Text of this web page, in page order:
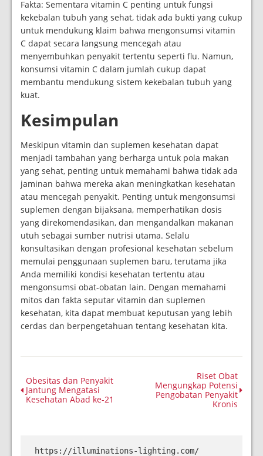
Fakta: Sementara vitamin C penting untuk fungsi
kekebalan tubuh yang sehat, tidak ada bukti yang cukup
untuk mendukung klaim bahwa mengonsumsi vitamin
C dapat secara langsung mencegah atau
menyembuhkan penyakit tertentu seperti flu. Namun,
konsumsi vitamin C dalam jumlah cukup dapat
membantu mendukung sistem kekebalan tubuh yang
kuat.
Kesimpulan
Meskipun vitamin dan suplemen kesehatan dapat
menjadi tambahan yang berharga untuk pola makan
yang sehat, penting untuk memahami bahwa tidak ada
jaminan bahwa mereka akan meningkatkan kesehatan
atau mencegah penyakit. Penting untuk mengonsumsi
suplemen dengan bijaksana, memperhatikan dosis
yang direkomendasikan, dan mengandalkan makanan
utuh sebagai sumber nutrisi utama. Selalu
konsultasikan dengan profesional kesehatan sebelum
memulai penggunaan suplemen baru, terutama jika
Anda memiliki kondisi kesehatan tertentu atau
mengonsumsi obat-obatan lain. Dengan memahami
mitos dan fakta seputar vitamin dan suplemen
kesehatan, kita dapat membuat keputusan yang lebih
cerdas dan berpengetahuan tentang kesehatan kita.
Obesitas dan Penyakit
Jantung Mengatasi
Kesehatan Abad ke-21
Riset Obat
Mengungkap Potensi
Pengobatan Penyakit
Kronis
https://illuminations-lighting.com/